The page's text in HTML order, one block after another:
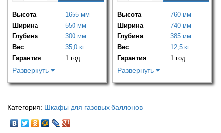
Высота
1655 мм
Ширина
550 мм
Глубина
300 мм
Вес
35,0 кг
Гарантия
1 год
Развернуть
Высота
760 мм
Ширина
740 мм
Глубина
385 мм
Вес
12,5 кг
Гарантия
1 год
Развернуть
Категория: Шкафы для газовых баллонов